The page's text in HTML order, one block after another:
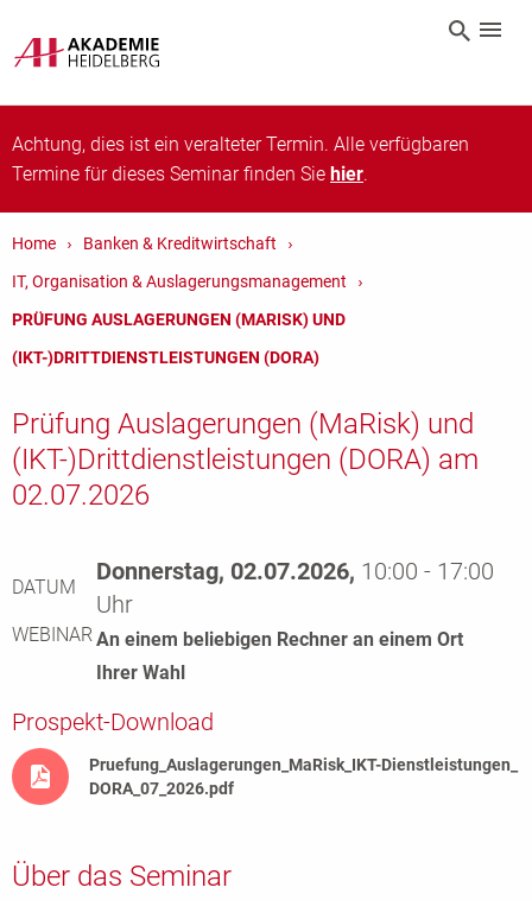
Achtung, dies ist ein veralteter Termin. Alle verfügbaren
Termine für dieses Seminar finden Sie hier.
Home
Banken & Kreditwirtschaft
IT, Organisation & Auslagerungsmanagement
PRÜFUNG AUSLAGERUNGEN (MARISK) UND
(IKT-)DRITTDIENSTLEISTUNGEN (DORA)
Prüfung Auslagerungen (MaRisk) und
(IKT-)Drittdienstleistungen (DORA) am
02.07.2026
DATUM
Donnerstag, 02.07.2026, 10:00 - 17:00
Uhr
WEBINARAn einem beliebigen Rechner an einem Ort
Ihrer Wahl
Prospekt-Download
Pruefung_Auslagerungen_MaRisk_IKT-Dienstleistungen_
DORA_07_2026.pdf
Über das Seminar